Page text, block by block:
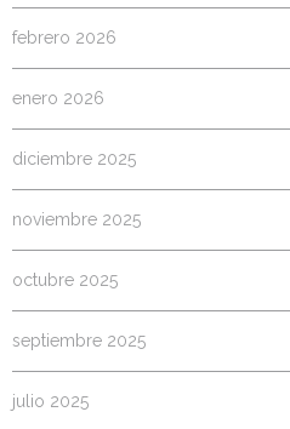
febrero 2026
enero 2026
diciembre 2025
noviembre 2025
octubre 2025
septiembre 2025
julio 2025